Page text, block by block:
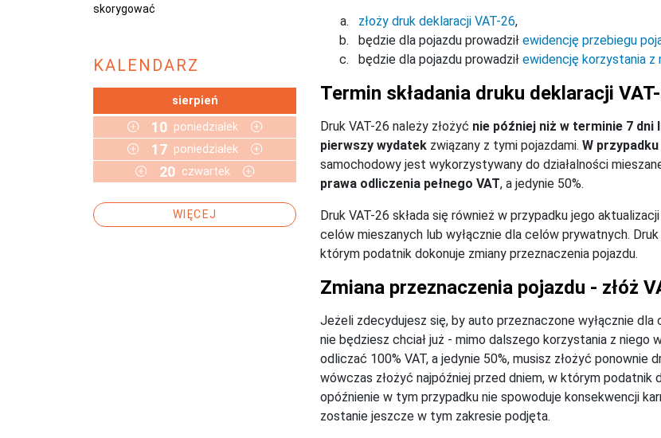
skorygować
KALENDARZ
sierpień
10 poniedziałek
17 poniedziałek
20 czwartek
WIĘCEJ
złoży druk deklaracji VAT-26,
będzie dla pojazdu prowadził ewidencję przebiegu
będzie dla pojazdu prowadził ewidencję korzystania z
Termin składania druku deklaracji
Druk VAT-26 należy złożyć nie później niż w terminie 7
pierwszy wydatek związany z tymi pojazdami. W
samochodowy jest wykorzystywany do działalności
prawa odliczenia pełnego VAT, a jedynie 50%.
Druk VAT-26 składa się również w przypadku jego
celów mieszanych lub wyłącznie dla celów prywatnych.
którym podatnik dokonuje zmiany przeznaczenia pojazdu.
Zmiana przeznaczenia pojazdu - złóż
Jeżeli zdecydujesz się, by auto przeznaczone wyłącznie
nie będziesz chciał już - mimo dalszego korzystania z niego
odliczać 100% VAT, a jedynie 50%, musisz złożyć ponownie
wówczas złożyć najpóźniej przed dniem, w którym podatnik
opóźnienie w tym przypadku nie spowoduje konsekwencji
zostanie jeszcze w tym zakresie podjęta.